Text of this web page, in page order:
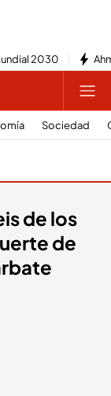
2030
Sociedad
de los
de